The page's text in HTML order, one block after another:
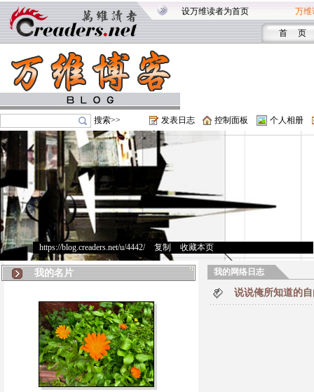
设万维读者为首页 万维
首 页
搜索>> 发表日志 控制面板 个人相册
https://blog.creaders.net/u/4442/> 复制 收藏本页
我的名片 我的网络日志
说说俺所知道的